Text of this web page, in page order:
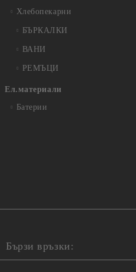
Хлебопекарни
БЪРКАЛКИ
ВАНИ
РЕМЪЦИ
Ел.материали
Батерии
Бързи връзки: